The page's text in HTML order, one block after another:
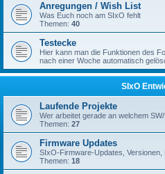
Anregungen / Wish List
Was Euch noch am SIxO fehlt
Themen: 40
Testecke
Hier kann man die Funktionen des
nach einer Woche automatisch
SIxO
Laufende Projekte
Wer arbeitet gerade an welchem SW/
Themen: 27
Firmware Updates
SIxO-Firmware-Updates, Versionen,
Themen: 18